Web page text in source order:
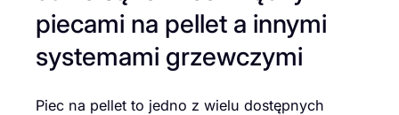
piecami na pellet a innymi
systemami grzewczymi
Piec na pellet to jedno z wielu dostępnych